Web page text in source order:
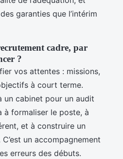
garanties que l’intérim
cadre, par
?
vos attentes : missions,
à court terme.
un cabinet pour un audit
à formaliser le poste, à
et à construire un
un accompagnement
erreurs des débuts.